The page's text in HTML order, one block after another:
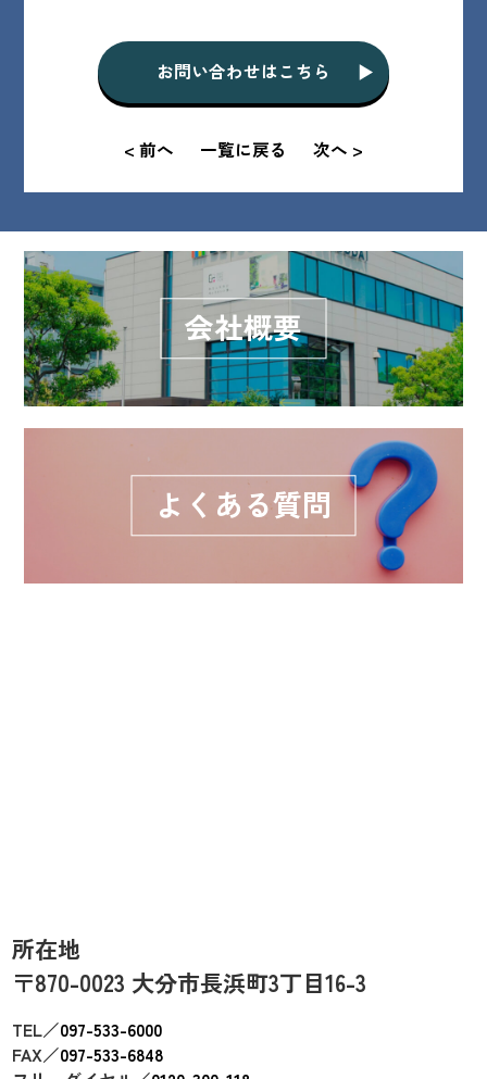
お問い合わせはこちら
< 前へ 一覧に戻る 次へ >
会社概要
よくある質問
所在地
〒870-0023 大分市長浜町3丁目16-3
TEL／097-533-6000
FAX／097-533-6848